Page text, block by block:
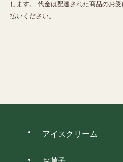
します。 代金は配達された商品のお
払いください。
アイスクリーム